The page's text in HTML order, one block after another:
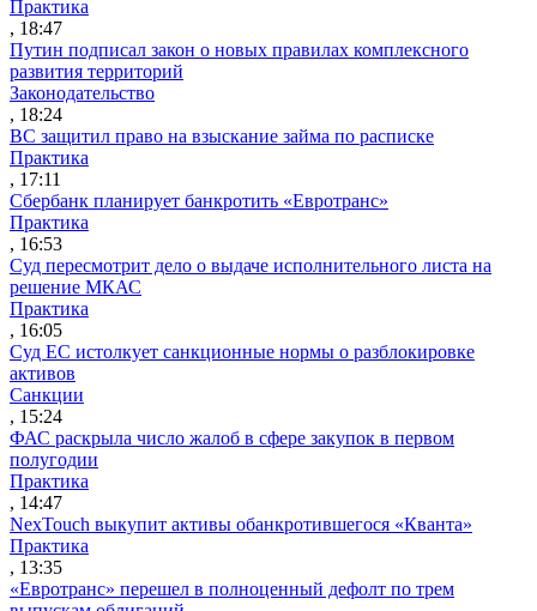
Практика
, 18:47
Путин подписал закон о новых правилах комплексного
развития территорий
Законодательство
, 18:24
ВС защитил право на взыскание займа по расписке
Практика
, 17:11
Сбербанк планирует банкротить «Евротранс»
Практика
, 16:53
Суд пересмотрит дело о выдаче исполнительного листа на
решение МКАС
Практика
, 16:05
Суд ЕС истолкует санкционные нормы о разблокировке
активов
Санкции
, 15:24
ФАС раскрыла число жалоб в сфере закупок в первом
полугодии
Практика
, 14:47
NexTouch выкупит активы обанкротившегося «Кванта»
Практика
, 13:35
«Евротранс» перешел в полноценный дефолт по трем